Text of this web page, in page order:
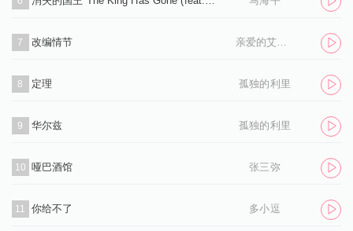
7 改编情节 亲爱的艾洛伊丝
8 定理 孤独的利里
9 华尔兹 孤独的利里
10 哑巴酒馆 张三弥
11 你给不了 多小逗